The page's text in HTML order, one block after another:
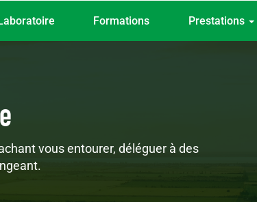
Formations Prestations
vous entourer, déléguer à des